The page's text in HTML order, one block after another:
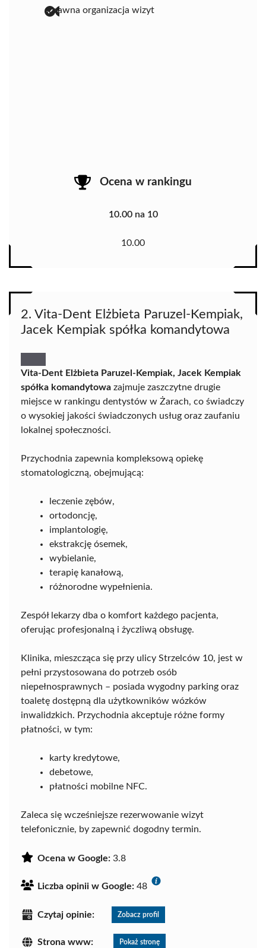
sprawna organizacja wizyt
Ocena w rankingu
10.00 na 10
10.00
2. Vita-Dent Elżbieta Paruzel-Kempiak,
Jacek Kempiak spółka komandytowa
Vita-Dent Elżbieta Paruzel-Kempiak, Jacek Kempiak
spółka komandytowa zajmuje zaszczytne drugie
miejsce w rankingu dentystów w Żarach, co świadczy
o wysokiej jakości świadczonych usług oraz zaufaniu
lokalnej społeczności.
Przychodnia zapewnia kompleksową opiekę
stomatologiczną, obejmującą:
leczenie zębów,
ortodoncję,
implantologię,
ekstrakcję ósemek,
wybielanie,
terapię kanałową,
różnorodne wypełnienia.
Zespół lekarzy dba o komfort każdego pacjenta,
oferując profesjonalną i życzliwą obsługę.
Klinika, mieszcząca się przy ulicy Strzelców 10, jest w
pełni przystosowana do potrzeb osób
niepełnosprawnych – posiada wygodny parking oraz
toaletę dostępną dla użytkowników wózków
inwalidzkich. Przychodnia akceptuje różne formy
płatności, w tym:
karty kredytowe,
debetowe,
płatności mobilne NFC.
Zaleca się wcześniejsze rezerwowanie wizyt
telefonicznie, by zapewnić dogodny termin.
Ocena w Google: 3.8
Liczba opinii w Google: 48
Czytaj opinie: Zobacz profil
Strona www: Pokaż stronę